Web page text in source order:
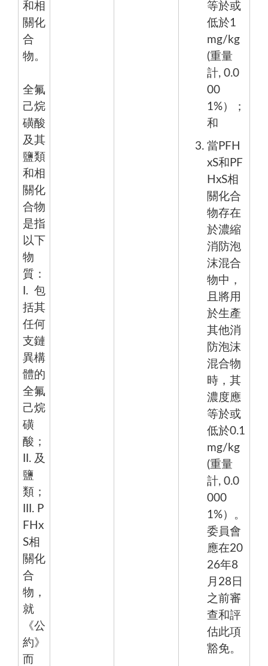
和相
關化
合
物。
全氟
己烷
磺酸
及其
鹽類
和相
關化
合物
是指
以下
物
質：
I. 包
括其
任何
支鏈
異構
體的
全氟
己烷
磺
酸；
II. 及
鹽
類；
III. P
FHx
S相
關化
合
物，
就
《公
約》
而
等於或
低於1
mg/kg
(重量
計, 0.0
00
1%）；
和
當PFH
xS和PF
HxS相
關化合
物存在
於濃縮
消防泡
沫混合
物中，
且將用
於生產
其他消
防泡沫
混合物
時，其
濃度應
等於或
低於0.1
mg/kg
(重量
計, 0.0
000
1%）。
委員會
應在20
26年8
月28日
之前審
查和評
估此項
豁免。